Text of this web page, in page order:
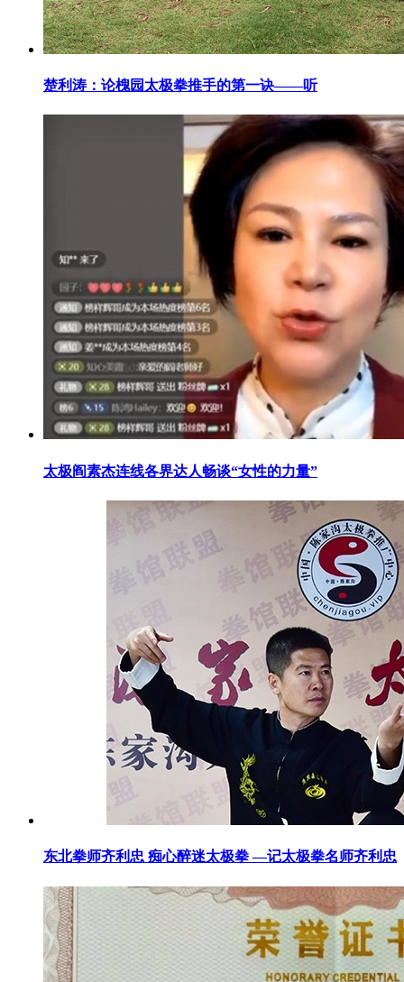
楚利涛：论槐园太极拳推手的第一诀——听
太极阎素杰连线各界达人畅谈“女性的力量”
东北拳师齐利忠 痴心醉迷太极拳 —记太极拳名师齐利忠